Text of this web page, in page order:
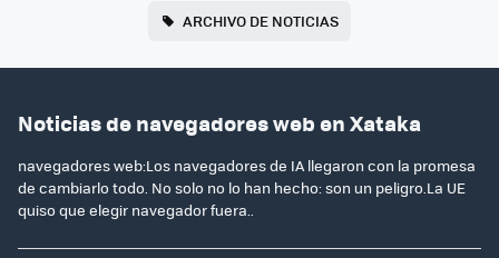
ARCHIVO DE NOTICIAS
Noticias de navegadores web en Xataka
navegadores web:Los navegadores de IA llegaron con la promesa
de cambiarlo todo. No solo no lo han hecho: son un peligro.La UE
quiso que elegir navegador fuera..